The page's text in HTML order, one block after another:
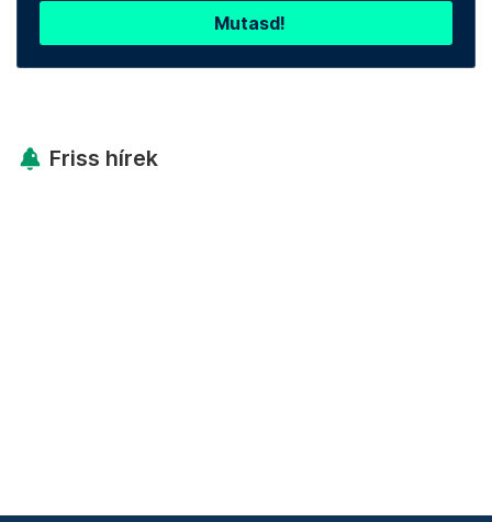
Mutasd!
Friss hírek